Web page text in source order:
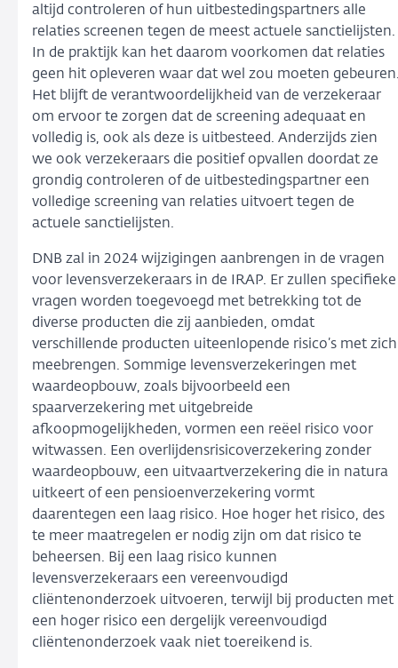
altijd controleren of hun uitbestedingspartners alle
relaties screenen tegen de meest actuele sanctielijsten.
In de praktijk kan het daarom voorkomen dat relaties
geen hit opleveren waar dat wel zou moeten
Het blijft de verantwoordelijkheid van de verzekeraar
om ervoor te zorgen dat de screening adequaat en
volledig is, ook als deze is uitbesteed. Anderzijds zien
we ook verzekeraars die positief opvallen doordat ze
grondig controleren of de uitbestedingspartner een
volledige screening van relaties uitvoert tegen de
actuele sanctielijsten.
DNB zal in 2024 wijzigingen aanbrengen in de vragen
voor levensverzekeraars in de IRAP. Er zullen specifieke
vragen worden toegevoegd met betrekking tot de
diverse producten die zij aanbieden, omdat
verschillende producten uiteenlopende risico’s met zich
meebrengen. Sommige levensverzekeringen met
waardeopbouw, zoals bijvoorbeeld een
spaarverzekering met uitgebreide
afkoopmogelijkheden, vormen een reëel risico voor
witwassen. Een overlijdensrisicoverzekering zonder
waardeopbouw, een uitvaartverzekering die in natura
uitkeert of een pensioenverzekering vormt
daarentegen een laag risico. Hoe hoger het risico, des
te meer maatregelen er nodig zijn om dat risico te
beheersen. Bij een laag risico kunnen
levensverzekeraars een vereenvoudigd
cliëntenonderzoek uitvoeren, terwijl bij producten met
een hoger risico een dergelijk vereenvoudigd
cliëntenonderzoek vaak niet toereikend is.